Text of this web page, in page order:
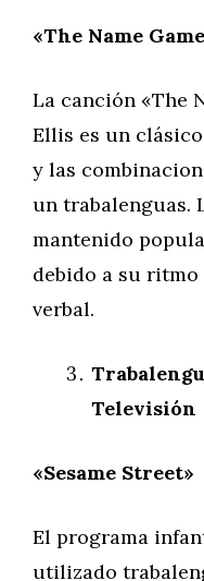
«The Name
La canción «The
Ellis es un
y las
un trabalenguas.
mantenido
debido a su
verbal.
Televisión
«Sesame Street»
El programa
utilizado